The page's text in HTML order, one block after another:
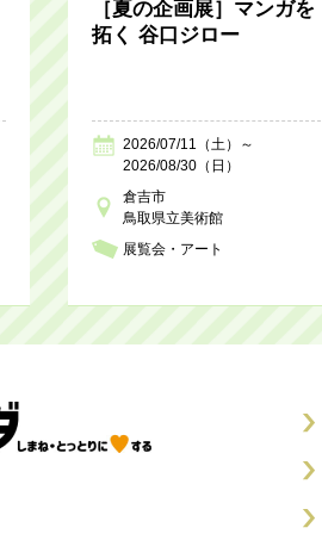
［夏の企画展］マンガを
拓く 谷口ジロー
2026/07/11（土）～
2026/08/30（日）
倉吉市
鳥取県立美術館
展覧会・アート